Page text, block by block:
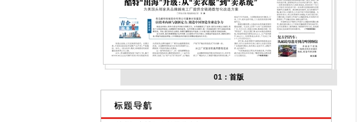
01：首版